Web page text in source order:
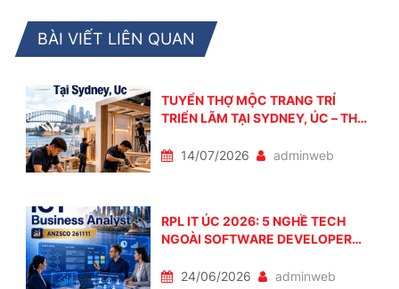
BÀI VIẾT LIÊN QUAN
TUYỂN THỢ MỘC TRANG TRÍ
TRIỂN LÃM TẠI SYDNEY, ÚC – THU
AUD/NĂM
14/07/2026 adminweb
RPL IT ÚC 2026: 5 NGHỀ TECH
NGOÀI SOFTWARE DEVELOPER
24/06/2026
adminweb